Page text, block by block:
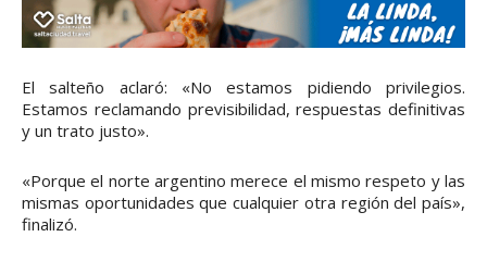
El salteño aclaró: «No estamos pidiendo privilegios.
Estamos reclamando previsibilidad, respuestas definitivas
y un trato justo».
«Porque el norte argentino merece el mismo respeto y las
mismas oportunidades que cualquier otra región del país»,
finalizó.